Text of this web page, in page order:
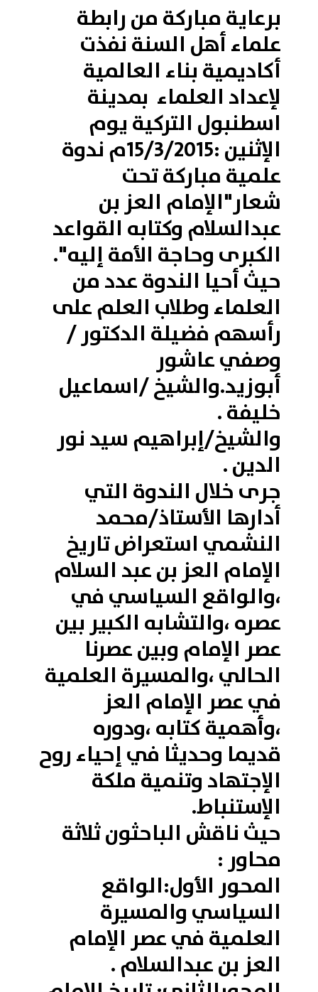
برعاية مباركة من رابطة
علماء أهل السنة نفذت
أكاديمية بناء العالمية
لإعداد العلماء بمدينة
اسطنبول التركية يوم
الإثنين :15/3/2015م ندوة
علمية مباركة تحت
شعار"الإمام العز بن
عبدالسلام وكتابه القواعد
الكبرى وحاجة الأمة إليه".
حيث أحيا الندوة عدد من
العلماء وطلاب العلم على
رأسهم فضيلة الدكتور /
وصفي عاشور
أبوزيد.والشيخ /اسماعيل
خليفة .
والشيخ/إبراهيم سيد نور
الدين .
جرى خلال الندوة التي
أدارها الأستاذ/محمد
النشمي استعراض تاريخ
الإمام العز بن عبد السلام
،والواقع السياسي في
عصره ،والتشابه الكبير بين
عصر الإمام وبين عصرنا
الحالي ،والمسيرة العلمية
في عصر الإمام العز
،وأهمية كتابه ،ودوره
قديما وحديثا في إحياء روح
الإجتهاد وتنمية ملكة
الإستنباط.
حيث ناقش الباحثون ثلاثة
محاور :
المحور الأول:الواقع
السياسي والمسيرة
العلمية في عصر الإمام
العز بن عبدالسلام .